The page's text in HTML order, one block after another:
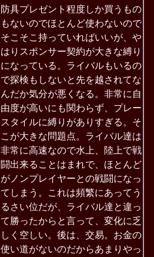
防具プレゼント程度しか買うもの
もないのでほとんど使わないので
そこそこ持っていればいいが、や
はりスポンサー契約が大きな縛り
になっている。ライバルもいるの
で探検もしないと先を越されてな
んだか気分が悪くなる。非常に自
由度が高いにも関わらず、プレー
スタイルに縛りがありすぎる。そ
こが大きな問題点。ライバル達は
非常に高速なので水上、陸上で戦
闘出来ることはまれで、ほとんど
がノンプレイヤーとの戦闘になっ
てしまう。これは頻繁にあってう
るさい位だが、ライバル達と違っ
て勝ったからと言って、変化に乏
しく空しい。後は、交易。お金の
使い道がないのだからあまりやっ